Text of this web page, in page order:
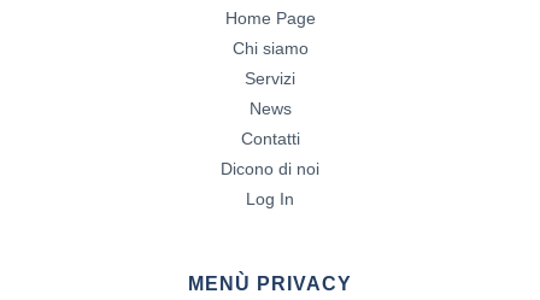
Home Page
Chi siamo
Servizi
News
Contatti
Dicono di noi
Log In
MENÙ PRIVACY